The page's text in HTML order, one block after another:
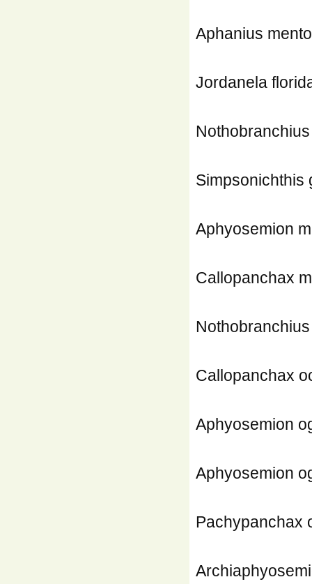
Aphanius mento
Jordanela
Simpsonichthis
Aphyosemion
Callopanchax
Callopanchax
Aphyosemion
Aphyosemion
Pachypanchax